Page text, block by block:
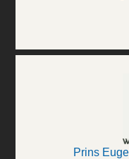
Prins